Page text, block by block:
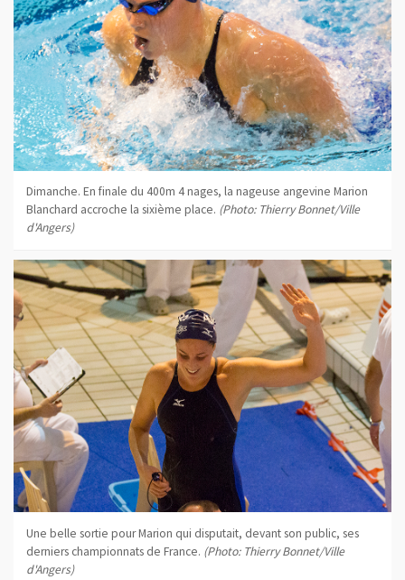
Dimanche. En finale du 400m 4 nages, la nageuse angevine Marion
Blanchard accroche la sixième place. (Photo: Thierry Bonnet/Ville
d'Angers)
Une belle sortie pour Marion qui disputait, devant son public, ses
derniers championnats de France. (Photo: Thierry Bonnet/Ville
d'Angers)